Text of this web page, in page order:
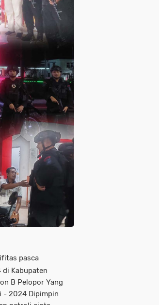
pasca
di Kabupaten
B Pelopor Yang
- 2024 Dipimpin